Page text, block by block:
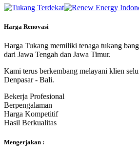
Harga Renovasi
Harga Tukang memiliki tenaga tukang
dari Jawa Tengah dan Jawa Timur.
Kami terus berkembang melayani klien
Denpasar - Bali.
Bekerja Profesional
Berpengalaman
Harga Kompetitif
Hasil Berkualitas
Mengerjakan :